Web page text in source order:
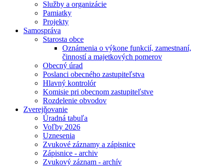
Služby a organizácie
Pamiatky
Projekty
Samospráva
Starosta obce
Oznámenia o výkone funkcií, zamestnaní,
činností a majetkových pomerov
Obecný úrad
Poslanci obecného zastupiteľstva
Hlavný kontrolór
Komisie pri obecnom zastupiteľstve
Rozdelenie obvodov
Zverejňovanie
Úradná tabuľa
Voľby 2026
Uznesenia
Zvukové záznamy a zápisnice
Zápisnice - archiv
Zvukový záznam - archív